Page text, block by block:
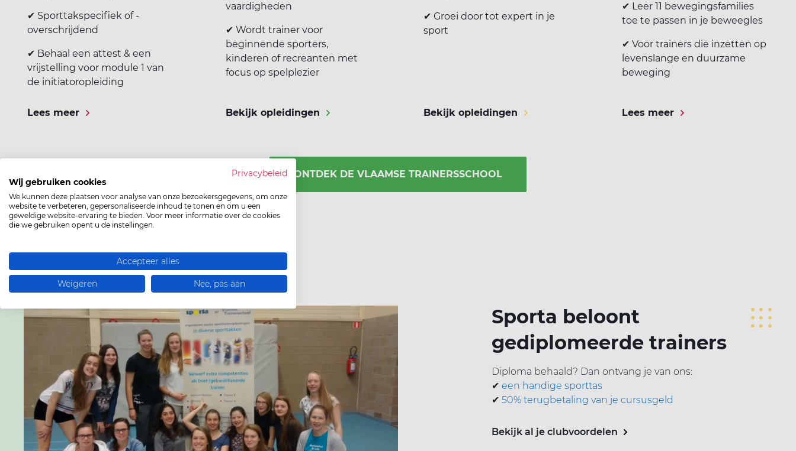
✔ Sporttakspecifiek of -
overschrijdend
✔ Behaal een attest & een
vrijstelling voor module 1 van
de initiatoropleiding
Lees meer
vaardigheden
✔ Wordt trainer voor
beginnende sporters,
kinderen of recreanten met
focus op spelplezier
Bekijk opleidingen
✔ Groei door tot expert in je
sport
Bekijk opleidingen
✔ Leer 11 bewegingsfamilies
toe te passen in je beweegles
✔ Voor trainers die inzetten op
levenslange en duurzame
beweging
Lees meer
ONTDEK DE VLAAMSE TRAINERSSCHOOL
Sporta beloont
gediplomeerde trainers
Diploma behaald? Dan ontvang je van ons:
✔ een handige sporttas
✔ 50% terugbetaling van je cursusgeld
Bekijk al je clubvoordelen
Privacybeleid
Wij gebruiken cookies
We kunnen deze plaatsen voor analyse van onze bezoekersgegevens, om onze
website te verbeteren, gepersonaliseerde inhoud te tonen en om u een
geweldige website-ervaring te bieden. Voor meer informatie over de cookies
die we gebruiken opent u de instellingen.
Accepteer alles
Weigeren Nee, pas aan